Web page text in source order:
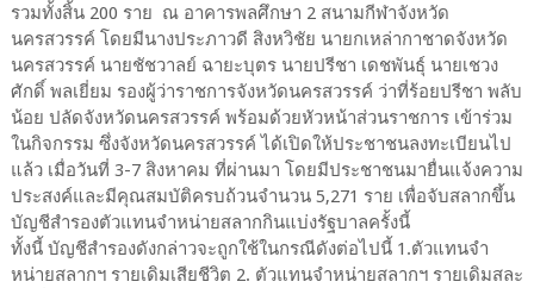
รวมทั้งสิ้น 200 ราย ณ อาคารพลศึกษา 2 สนามกีฬาจังหวัด
นครสวรรค์ โดยมีนางประภาวดี สิงหวิชัย นายกเหล่ากาชาดจังหวัด
นครสวรรค์ นายชัชวาลย์ ฉายะบุตร นายปรีชา เดชพันธุ์ นายเชวง
ศักดิ์ พลเยี่ยม รองผู้ว่าราชการจังหวัดนครสวรรค์ ว่าที่ร้อยปรีชา พลับ
น้อย ปลัดจังหวัดนครสวรรค์ พร้อมด้วยหัวหน้าส่วนราชการ เข้าร่วม
ในกิจกรรม ซึ่งจังหวัดนครสวรรค์ ได้เปิดให้ประชาชนลงทะเบียนไป
แล้ว เมื่อวันที่ 3-7 สิงหาคม ที่ผ่านมา โดยมีประชาชนมายื่นแจ้งความ
ประสงค์และมีคุณสมบัติครบถ้วนจำนวน 5,271 ราย เพื่อจับสลากขึ้น
บัญชีสำรองตัวแทนจำหน่ายสลากกินแบ่งรัฐบาลครั้งนี้
ทั้งนี้ บัญชีสำรองดังกล่าวจะถูกใช้ในกรณีดังต่อไปนี้ 1.ตัวแทนจำ
หน่ายสลากฯ รายเดิมเสียชีวิต 2. ตัวแทนจำหน่ายสลากฯ รายเดิมสละ